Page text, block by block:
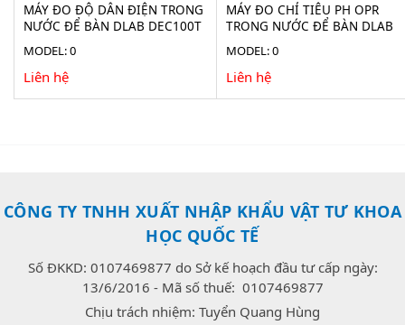
MÁY ĐO ĐỘ DẪN ĐIỆN TRONG
NƯỚC ĐỂ BÀN DLAB DEC100T
MODEL: 0
Liên hệ
MÁY ĐO CHỈ TIÊU PH OPR
TRONG NƯỚC ĐỂ BÀN DLAB
MODEL: 0
Liên hệ
CÔNG TY TNHH XUẤT NHẬP KHẨU VẬT TƯ KHOA
HỌC QUỐC TẾ
Số ĐKKD: 0107469877 do Sở kế hoạch đầu tư cấp ngày:
13/6/2016 - Mã số thuế: 0107469877
Chịu trách nhiệm: Tuyển Quang Hùng